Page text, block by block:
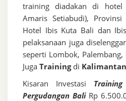
training diadakan di
Amaris Setiabudi), Provinsi
Hotel Ibis Kuta Bali dan
pelaksanaan juga
seperti Lombok,
Juga Trainingdi Kalimantan
Kisaran Investasi
Pergudangan Bali Rp